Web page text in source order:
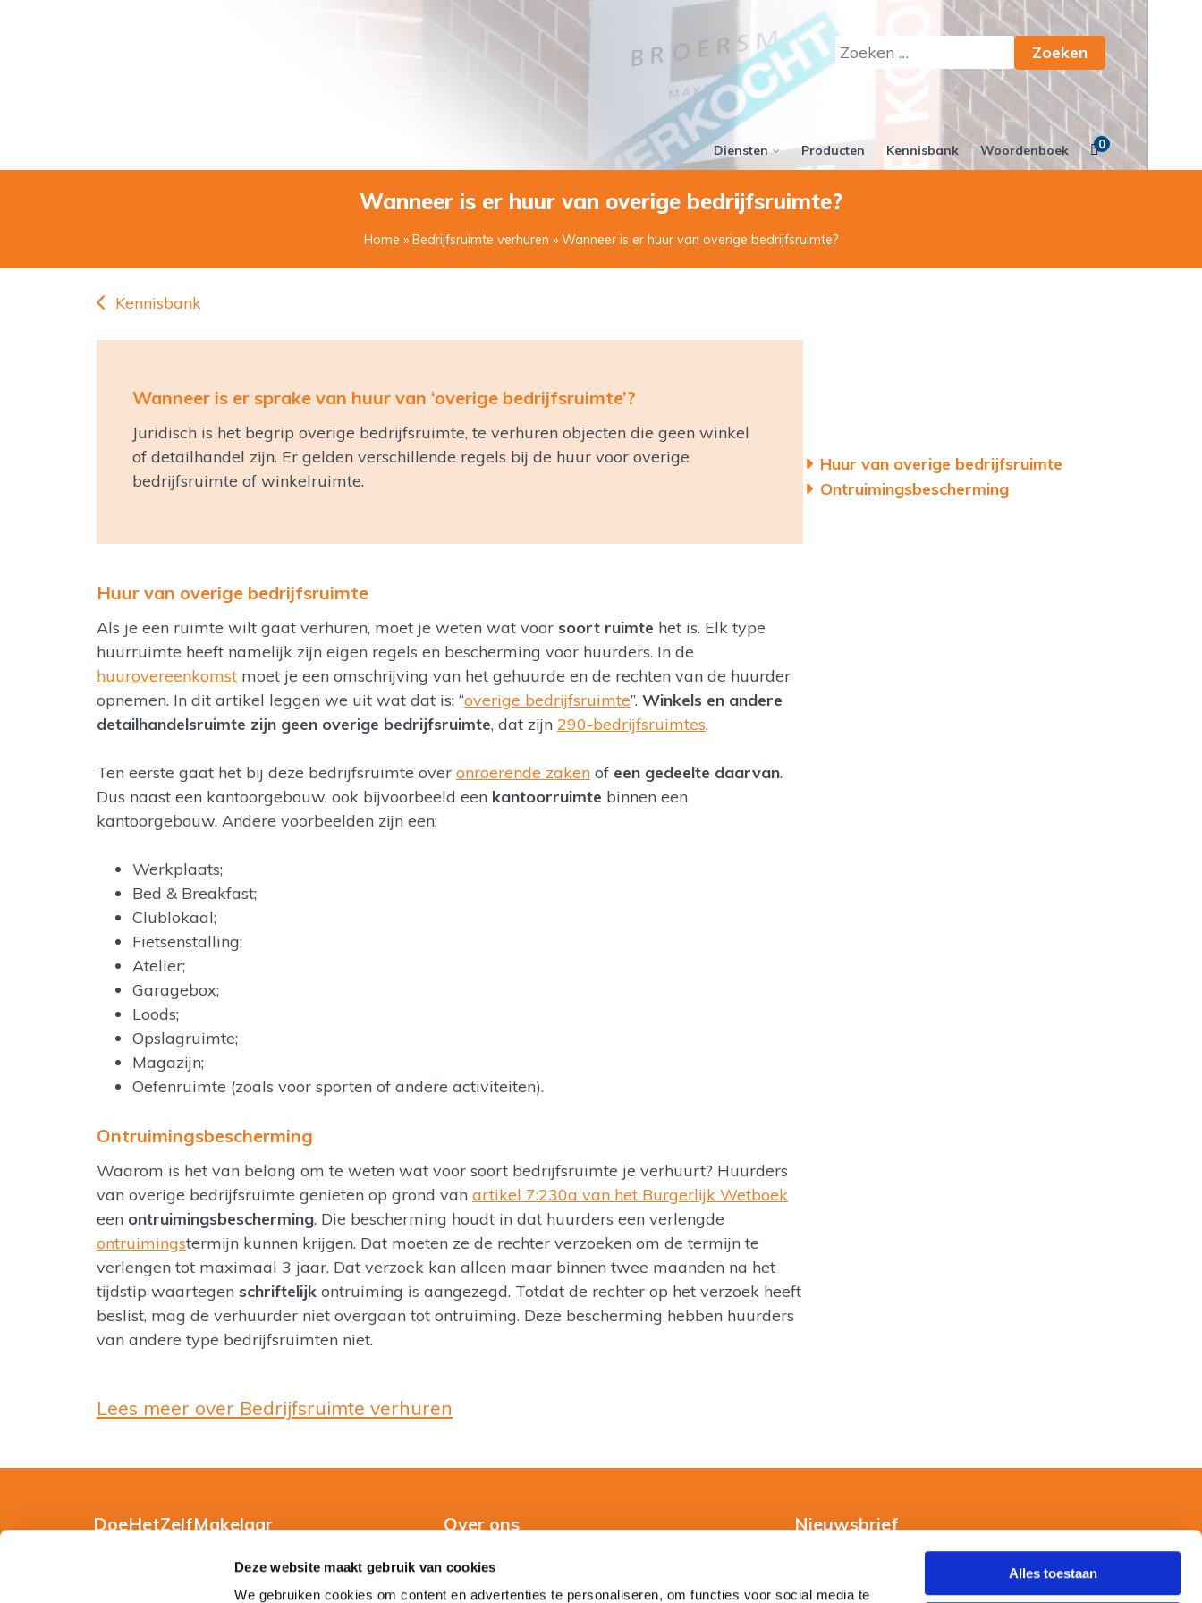
Deze website maakt gebruik van cookies
We gebruiken cookies om content en advertenties te personaliseren, om functies voor social media te
Alles toestaan
Zoeken
naar:
Diensten Producten Kennisbank Woordenboek 0
Wanneer is er huur van overige bedrijfsruimte?
Home » Bedrijfsruimte verhuren » Wanneer is er huur van overige bedrijfsruimte?
Kennisbank
Wanneer is er sprake van huur van ‘overige bedrijfsruimte’?
Juridisch is het begrip overige bedrijfsruimte, te verhuren objecten die geen winkel
of detailhandel zijn. Er gelden verschillende regels bij de huur voor overige
bedrijfsruimte of winkelruimte.
Huur van overige bedrijfsruimte
Als je een ruimte wilt gaat verhuren, moet je weten wat voor soort ruimte het is. Elk type
huurruimte heeft namelijk zijn eigen regels en bescherming voor huurders. In de
huurovereenkomst moet je een omschrijving van het gehuurde en de rechten van de huurder
opnemen. In dit artikel leggen we uit wat dat is: “overige bedrijfsruimte”. Winkels en andere
detailhandelsruimte zijn geen overige bedrijfsruimte, dat zijn 290-bedrijfsruimtes.
Ten eerste gaat het bij deze bedrijfsruimte over onroerende zaken of een gedeelte daarvan.
Dus naast een kantoorgebouw, ook bijvoorbeeld een kantoorruimte binnen een
kantoorgebouw. Andere voorbeelden zijn een:
Werkplaats;
Bed & Breakfast;
Clublokaal;
Fietsenstalling;
Atelier;
Garagebox;
Loods;
Opslagruimte;
Magazijn;
Oefenruimte (zoals voor sporten of andere activiteiten).
Ontruimingsbescherming
Waarom is het van belang om te weten wat voor soort bedrijfsruimte je verhuurt? Huurders
van overige bedrijfsruimte genieten op grond van artikel 7:230a van het Burgerlijk Wetboek
een ontruimingsbescherming. Die bescherming houdt in dat huurders een verlengde
ontruimingstermijn kunnen krijgen. Dat moeten ze de rechter verzoeken om de termijn te
verlengen tot maximaal 3 jaar. Dat verzoek kan alleen maar binnen twee maanden na het
tijdstip waartegen schriftelijk ontruiming is aangezegd. Totdat de rechter op het verzoek heeft
beslist, mag de verhuurder niet overgaan tot ontruiming. Deze bescherming hebben huurders
van andere type bedrijfsruimten niet.
Huur van overige bedrijfsruimte
Ontruimingsbescherming
Lees meer over Bedrijfsruimte verhuren
DoeHetZelfMakelaar
Hoe werkt DoeHetZelfMakelaar?
Over ons
Over ons
Direct contact
Nieuwsbrief